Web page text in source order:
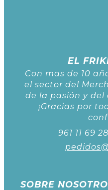
EL
Con mas de 10
el sector del
de la pasión y
¡Gracias por
961 11 69 28
SOBRE